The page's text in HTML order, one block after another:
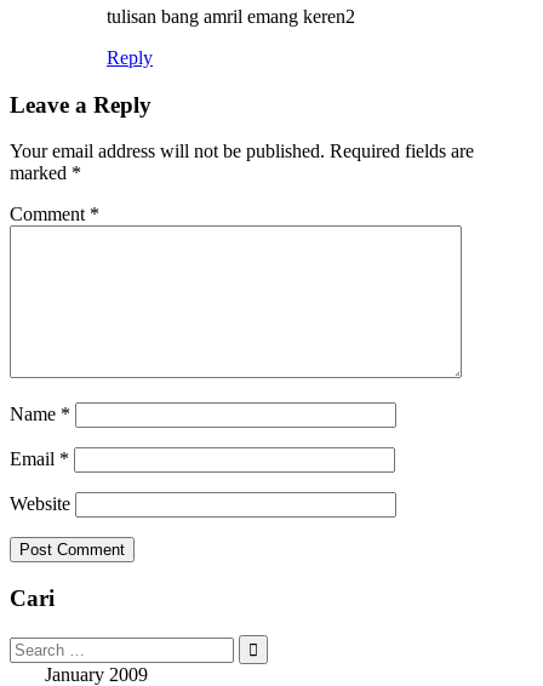
tulisan bang amril emang keren2
Reply
Leave a Reply
Your email address will not be published. Required fields are
marked *
Comment *
Name *
Email *
Website
Cari
Search
for: January 2009